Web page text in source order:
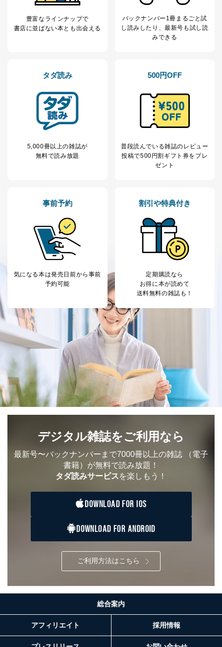
豊富なラインナップで
書店に並ばない本とも出会える
バックナンバー1冊まるごと試
し読み したり、最新号も試し読
みできる
タダ読み
5,000冊以上の雑誌が
無料で読み放題
500円OFF
普段読んでいる雑誌のレビュー
投稿で500円割ギフト券をプレ
ゼント
事前予約
気になる本は発売日前から事前
予約可能
割引や特典付き
定期購読なら
お得に本が読めて
送料無料の雑誌も！
デジタル雑誌をご利用なら
最新号〜バックナンバーまで7000冊以上の雑誌 （電子
書籍）が無料で読み放題！
タダ読みサービスを楽しもう！
DOWNLOAD FOR IOS
DOWNLOAD FOR ANDROID
ご利用方法はこちら
総合案内
アフィリエイト 採用情報